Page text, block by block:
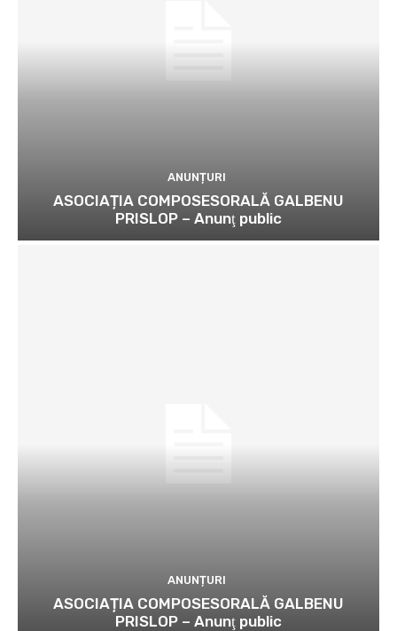
ANUNȚURI
ASOCIAȚIA COMPOSESORALĂ GALBENU
PRISLOP – Anunţ public
ANUNȚURI
ASOCIAȚIA COMPOSESORALĂ GALBENU
PRISLOP – Anunţ public